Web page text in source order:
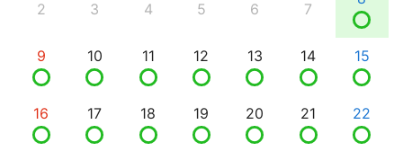
2 3 4 5 6 7
9 10 11 12 13 14 15
16 17 18 19 20 21 22